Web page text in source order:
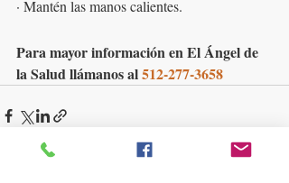
· Mantén las manos calientes.
Para mayor información en El Ángel de
la Salud llámanos al 512-277-3658